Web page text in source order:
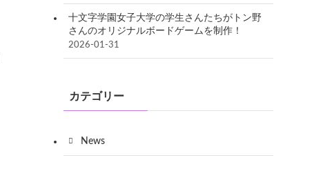
十文字学園女子大学の学生さんたちがトン野
さんのオリジナルボードゲームを制作！
2026-01-31
カテゴリー
News